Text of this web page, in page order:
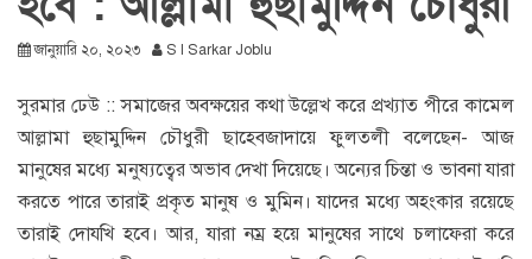
জানুয়ারি ২০, ২০২৩ S I Sarkar Joblu
সুরমার ঢেউ :: সমাজের অবক্ষয়ের কথা উল্লেখ করে প্রখ্যাত পীরে কামেল
আল্লামা হুছামুদ্দিন চৌধুরী ছাহেবজাদায়ে ফুলতলী বলেছেন- আজ
মানুষের মধ্যে মনুষ্যত্বের অভাব দেখা দিয়েছে। অন্যের চিন্তা ও ভাবনা যারা
করতে পারে তারাই প্রকৃত মানুষ ও মুমিন। যাদের মধ্যে অহংকার রয়েছে
তারাই দোযখি হবে। আর, যারা নম্র হয়ে মানুষের সাথে চলাফেরা করে